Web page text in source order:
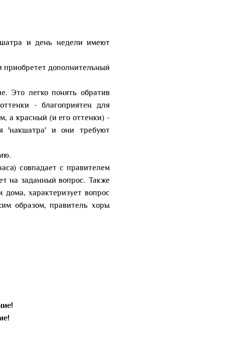
и день недели имеют
приобретет дополнительный
Это легко понять обратив
- благоприятен для
а красный (и его оттенки) -
'накшатра' и они требуют
совпадает с правителем
на заданный вопрос. Также
характеризует вопрос
образом, правитель хоры